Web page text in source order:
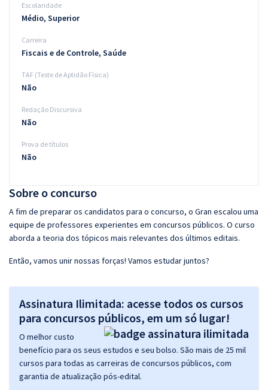
Sobre o concurso
A fim de preparar os candidatos para o concurso, o Gran escalou uma
equipe de professores experientes em concursos públicos. O curso
aborda a teoria dos tópicos mais relevantes dos últimos editais.
Então, vamos unir nossas forças! Vamos estudar juntos?
Assinatura Ilimitada: acesse todos os cursos
para concursos públicos, em um só lugar!
O melhor custo
benefício para os seus estudos e seu bolso. São mais de 25 mil
cursos para todas as carreiras de concursos públicos, com
garantia de atualização pós-edital.
Escolaridade
Médio, Superior
Carreira
Fiscais e de Controle, Saúde
TAF (Teste de Aptidão Física)
Não
Redação Discursiva
Não
Prova de títulos
Não